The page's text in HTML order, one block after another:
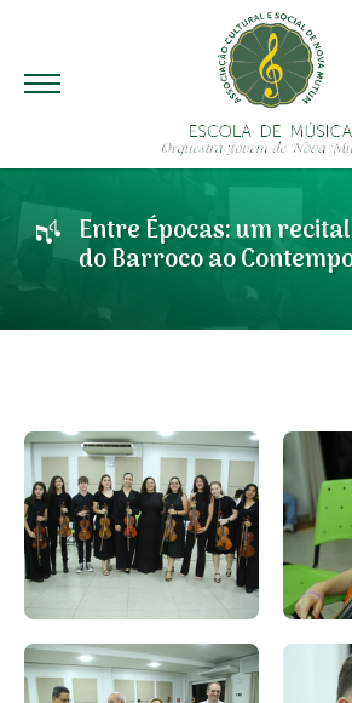
Entre Épocas: um
do Barroco ao